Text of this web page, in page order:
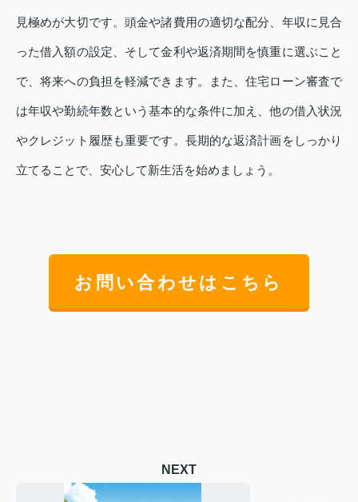
見極めが大切です。頭金や諸費用の適切な配分、年収に見合
った借入額の設定、そして金利や返済期間を慎重に選ぶこと
で、将来への負担を軽減できます。また、住宅ローン審査で
は年収や勤続年数という基本的な条件に加え、他の借入状況
やクレジット履歴も重要です。長期的な返済計画をしっかり
立てることで、安心して新生活を始めましょう。
お問い合わせはこちら
NEXT